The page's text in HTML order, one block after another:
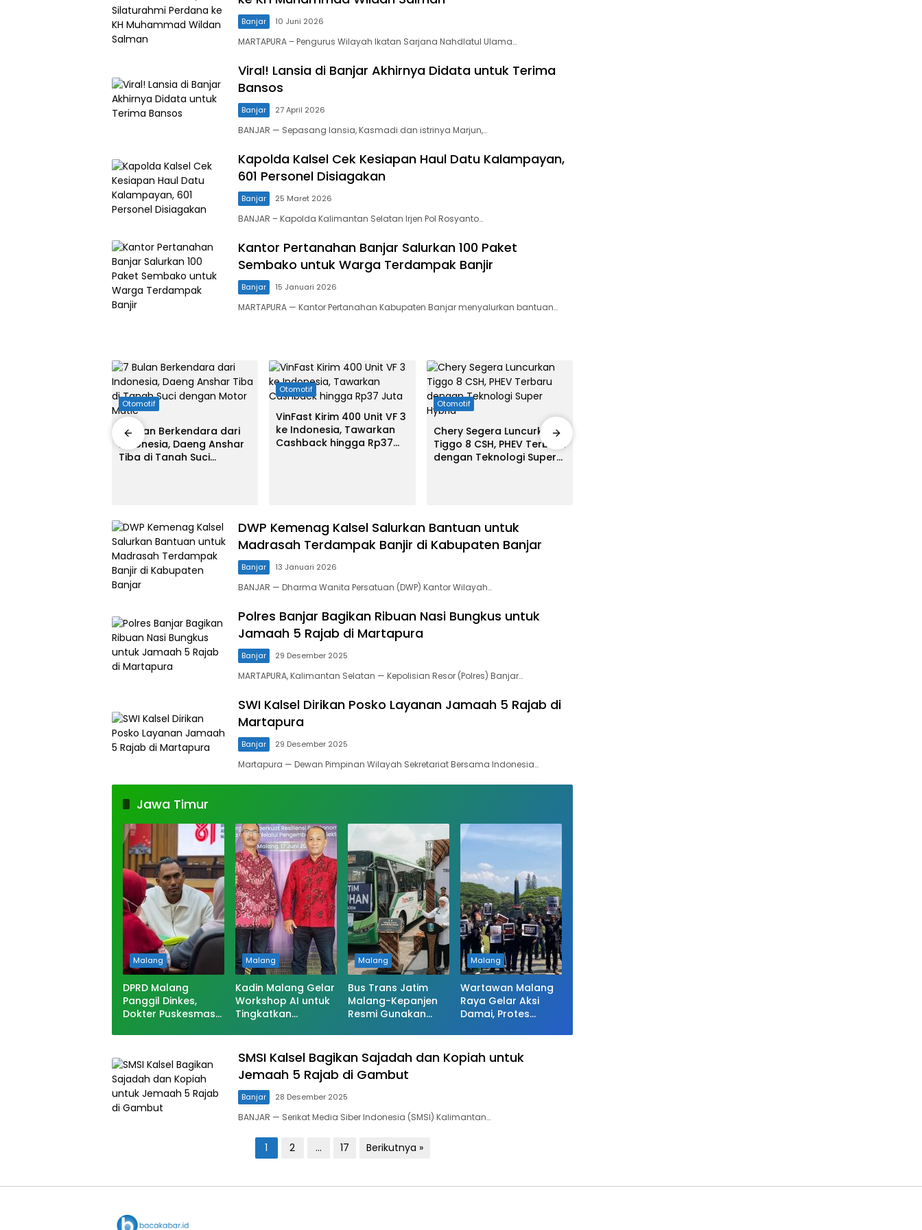
Banjar 10 Juni 2026
MARTAPURA – Pengurus Wilayah Ikatan Sarjana Nahdlatul Ulama…
Viral! Lansia di Banjar Akhirnya Didata untuk Terima
Bansos
Banjar 27 April 2026
BANJAR — Sepasang lansia, Kasmadi dan istrinya Marjun,…
Kapolda Kalsel Cek Kesiapan Haul Datu Kalampayan,
601 Personel Disiagakan
Banjar 25 Maret 2026
BANJAR – Kapolda Kalimantan Selatan Irjen Pol Rosyanto…
Kantor Pertanahan Banjar Salurkan 100 Paket
Sembako untuk Warga Terdampak Banjir
Banjar 15 Januari 2026
MARTAPURA — Kantor Pertanahan Kabupaten Banjar menyalurkan bantuan…
Otomotif
7 Bulan Berkendara dari
Indonesia, Daeng Anshar
Tiba di Tanah Suci
Otomotif
VinFast Kirim 400 Unit VF 3
ke Indonesia, Tawarkan
Cashback hingga Rp37
Otomotif
Chery Segera Luncurkan
Tiggo 8 CSH, PHEV Terbaru
dengan Teknologi Super
DWP Kemenag Kalsel Salurkan Bantuan untuk
Madrasah Terdampak Banjir di Kabupaten Banjar
Banjar 13 Januari 2026
BANJAR — Dharma Wanita Persatuan (DWP) Kantor Wilayah…
Polres Banjar Bagikan Ribuan Nasi Bungkus untuk
Jamaah 5 Rajab di Martapura
Banjar 29 Desember 2025
MARTAPURA, Kalimantan Selatan — Kepolisian Resor (Polres) Banjar…
SWI Kalsel Dirikan Posko Layanan Jamaah 5 Rajab di
Martapura
Banjar 29 Desember 2025
Martapura — Dewan Pimpinan Wilayah Sekretariat Bersama Indonesia…
Jawa Timur
Malang
DPRD Malang
Panggil Dinkes,
Dokter Puskesmas
Malang
Kadin Malang Gelar
Workshop AI untuk
Tingkatkan
Malang
Bus Trans Jatim
Malang-Kepanjen
Resmi Gunakan
Malang
Wartawan Malang
Raya Gelar Aksi
Damai, Protes
SMSI Kalsel Bagikan Sajadah dan Kopiah untuk
Jemaah 5 Rajab di Gambut
Banjar 28 Desember 2025
BANJAR — Serikat Media Siber Indonesia (SMSI) Kalimantan…
1 2 … 17 Berikutnya »